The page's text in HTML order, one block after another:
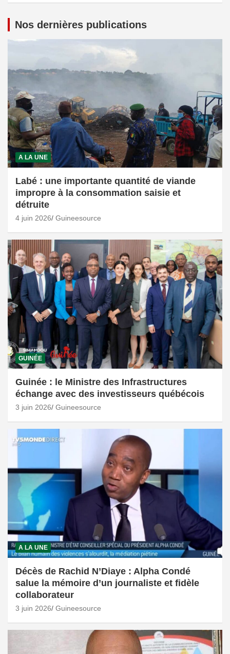
Nos dernières publications
A LA UNE
Labé : une importante quantité de viande
impropre à la consommation saisie et
détruite
4 juin 2026 Guineesource
GUINÉE
Guinée : le Ministre des Infrastructures
échange avec des investisseurs québécois
3 juin 2026 Guineesource
A LA UNE
Décès de Rachid N’Diaye : Alpha Condé
salue la mémoire d’un journaliste et fidèle
collaborateur
3 juin 2026 Guineesource